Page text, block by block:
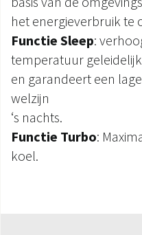
het energieverbruik te
Functie Sleep:
temperatuur geleidelijk
en garandeert een
welzijn
‘s nachts.
Functie Turbo:
koel.